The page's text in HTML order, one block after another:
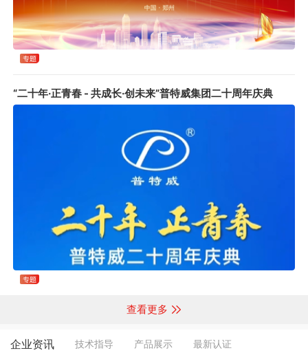
“二十年·正青春 - 共成长·创未来”普特威集团二十周年庆典
查看更多
企业资讯 技术指导 产品展示 最新认证